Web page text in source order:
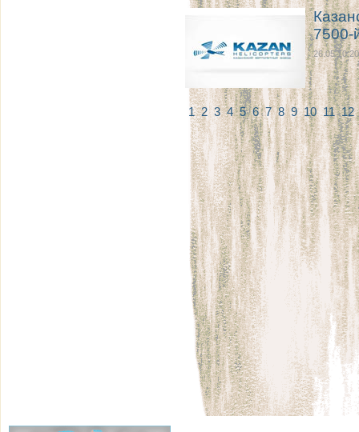
7500-
26.05 10:20
12345678 9101112